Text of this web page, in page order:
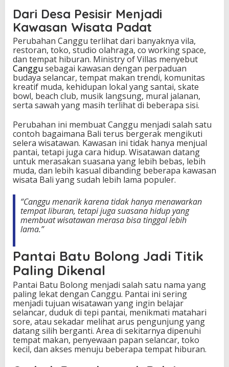
i
s
a
t
a
Dari Desa Pesisir Menjadi
Kawasan Wisata Padat
Perubahan Canggu terlihat dari banyaknya vila,
restoran, toko, studio olahraga, co working space,
dan tempat hiburan. Ministry of Villas menyebut
Canggu sebagai kawasan dengan perpaduan
budaya selancar, tempat makan trendi, komunitas
kreatif muda, kehidupan lokal yang santai, skate
bowl, beach club, musik langsung, mural jalanan,
serta sawah yang masih terlihat di beberapa sisi.
Perubahan ini membuat Canggu menjadi salah satu
contoh bagaimana Bali terus bergerak mengikuti
selera wisatawan. Kawasan ini tidak hanya menjual
pantai, tetapi juga cara hidup. Wisatawan datang
untuk merasakan suasana yang lebih bebas, lebih
muda, dan lebih kasual dibanding beberapa kawasan
wisata Bali yang sudah lebih lama populer.
“Canggu menarik karena tidak hanya menawarkan
tempat liburan, tetapi juga suasana hidup yang
membuat wisatawan merasa bisa tinggal lebih
lama.”
Pantai Batu Bolong Jadi Titik
Paling Dikenal
Pantai Batu Bolong menjadi salah satu nama yang
paling lekat dengan Canggu. Pantai ini sering
menjadi tujuan wisatawan yang ingin belajar
selancar, duduk di tepi pantai, menikmati matahari
sore, atau sekadar melihat arus pengunjung yang
datang silih berganti. Area di sekitarnya dipenuhi
tempat makan, penyewaan papan selancar, toko
kecil, dan akses menuju beberapa tempat hiburan.